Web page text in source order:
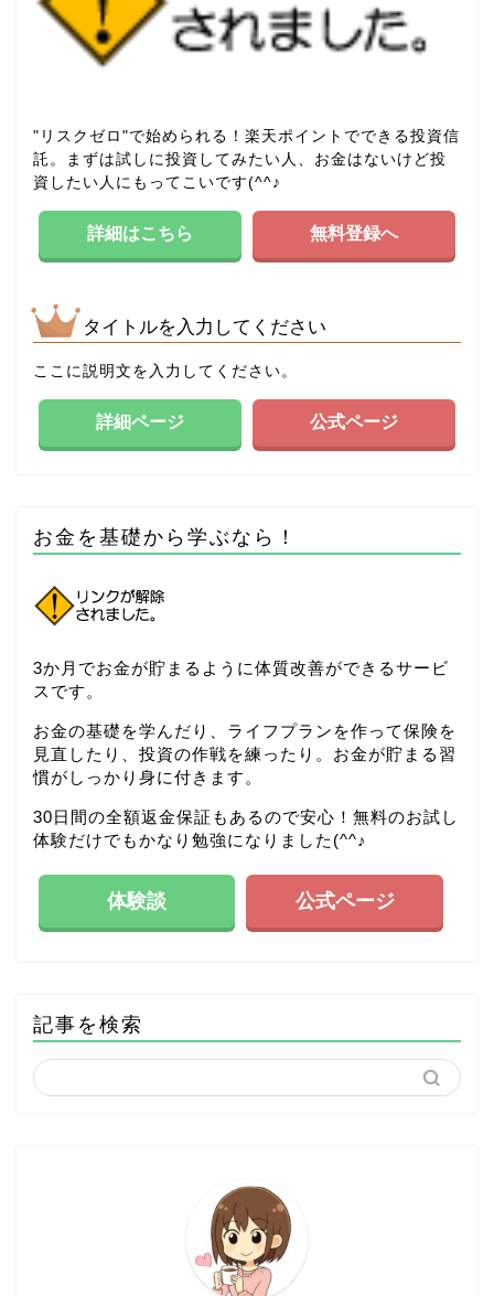
"リスクゼロ"で始められる！楽天ポイントでできる投資信
託。まずは試しに投資してみたい人、お金はないけど投
資したい人にもってこいです(^^♪
詳細はこちら 無料登録へ
タイトルを入力してください
ここに説明文を入力してください。
詳細ページ 公式ページ
お金を基礎から学ぶなら！
3か月でお金が貯まるように体質改善ができるサービ
スです。
お金の基礎を学んだり、ライフプランを作って保険を
見直したり、投資の作戦を練ったり。お金が貯まる習
慣がしっかり身に付きます。
30日間の全額返金保証もあるので安心！無料のお試し
体験だけでもかなり勉強になりました(^^♪
体験談 公式ページ
記事を検索